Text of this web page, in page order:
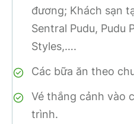
đương; Khách sạn
Sentral Pudu, Pudu
Styles,….
Các bữa ăn theo
Vé thắng cảnh vào
trình.